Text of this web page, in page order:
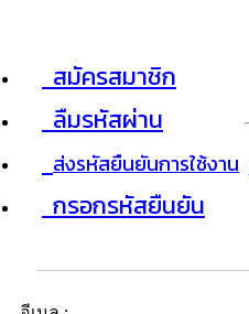
สมัครสมาชิก
ลืมรหัสผ่าน
ส่งรหัสยืนยันการใช้งาน
กรอกรหัสยืนยัน